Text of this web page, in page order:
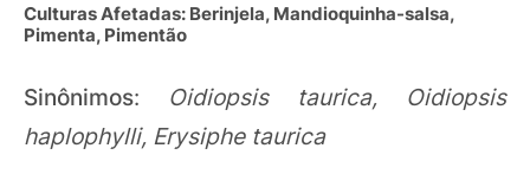
Culturas Afetadas: Berinjela, Mandioquinha-salsa,
Pimenta, Pimentão
Sinônimos: Oidiopsis taurica, Oidiopsis
haplophylli, Erysiphe taurica